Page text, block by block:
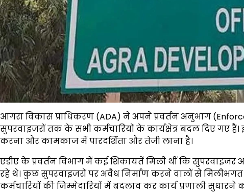
आगरा विकास प्राधिकरण (ADA) ने अपने प्रवर्तन अनुभाग
सुपरवाइजरों तक के सभी कर्मचारियों के कार्यक्षेत्र बदल दिए गए
करना और कामकाज में पारदर्शिता और तेजी लाना है।
एडीए के प्रवर्तन विभाग में कई शिकायतें मिली थीं कि सुपरवाइजर
रहे थे। कुछ सुपरवाइजरों पर अवैध निर्माण करने वालों से
कर्मचारियों की जिम्मेदारियों में बदलाव कर कार्य प्रणाली सुधारने